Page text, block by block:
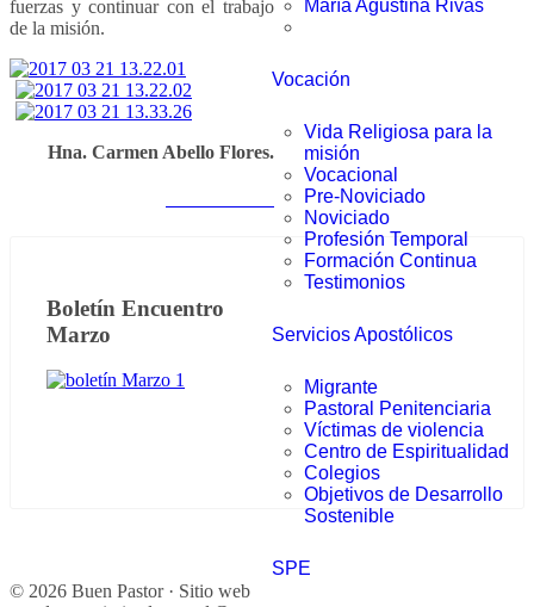
María Agustina Rivas
Vocación
Vida Religiosa para la
misión
Vocacional
Pre-Noviciado
Noviciado
Profesión Temporal
Formación Continua
Testimonios
Servicios Apostólicos
Migrante
Pastoral Penitenciaria
Víctimas de violencia
Centro de Espiritualidad
Colegios
Objetivos de Desarrollo
Sostenible
SPE
fuerzas y continuar con el trabajo
de la misión.
Hna. Carmen Abello Flores.
Boletín Encuentro
Marzo
© 2026 Buen Pastor · Sitio web